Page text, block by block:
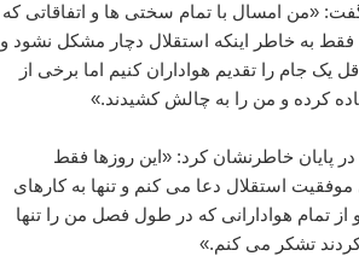
«من امسال با تمام سختی ها و اتفاقاتی که
به خاطر اینکه استقلال دچار مشکل نشود و
یک جام را تقدیم هواداران کنیم اما برخی از
کرده و من را به چالش کشیدند.»
پایان خاطرنشان کرد: «این روزها فقط
استقلال دعا می کنم و تنها به کارهای
تمام هوادارانی که در طول فصل من را تنها
تشکر می کنم.»